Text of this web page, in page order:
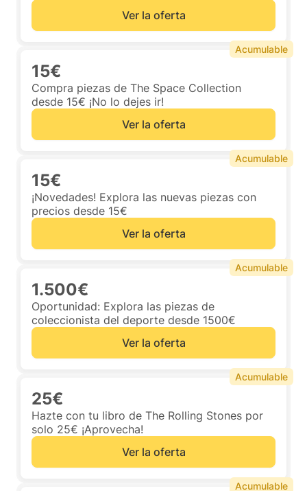
Ver la oferta
15€
Compra piezas de The Space Collection
desde 15€ ¡No lo dejes ir!
Ver la oferta
Acumulable
15€
¡Novedades! Explora las nuevas piezas con
precios desde 15€
Ver la oferta
Acumulable
1.500€
Oportunidad: Explora las piezas de
coleccionista del deporte desde 1500€
Ver la oferta
Acumulable
25€
Hazte con tu libro de The Rolling Stones por
solo 25€ ¡Aprovecha!
Ver la oferta
Acumulable
Acumulable